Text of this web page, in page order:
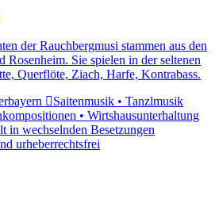
der Rauchbergmusi stammen aus den
Rosenheim. Sie spielen in der seltenen
Querflöte, Ziach, Harfe, Kontrabass.
Saitenmusik • Tanzlmusik
• Wirtshausunterhaltung
in wechselnden Besetzungen
urheberrechtsfrei